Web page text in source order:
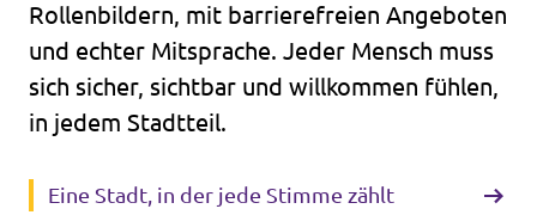
Rollenbildern, mit barrierefreien Angeboten
und echter Mitsprache. Jeder Mensch muss
sich sicher, sichtbar und willkommen fühlen,
in jedem Stadtteil.
Eine Stadt, in der jede Stimme zählt